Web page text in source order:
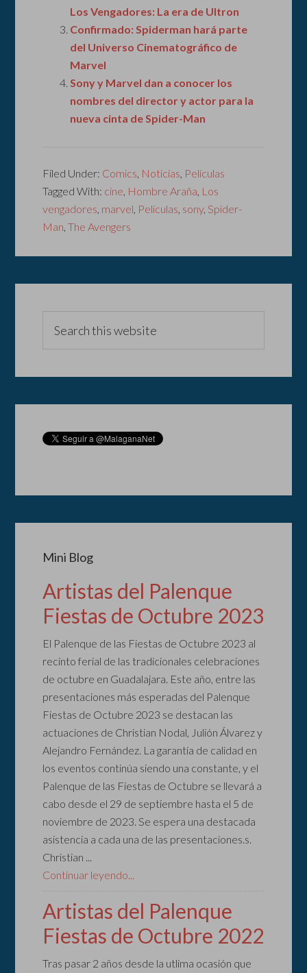
Los Vengadores: La era de Ultron
Confirmado: Spiderman hará parte
del Universo Cinematográfico de
Marvel
Sony y Marvel dan a conocer los
nombres del director y actor para la
nueva cinta de Spider-Man
Filed Under: Comics, Noticias, Películas
Tagged With: cine, Hombre Araña, Los
vengadores, marvel, Películas, sony, Spider-
Man,The Avengers
Mini Blog
Artistas del Palenque
Fiestas de Octubre 2023
El Palenque de las Fiestas de Octubre 2023 al
recinto ferial de las tradicionales celebraciones
de octubre en Guadalajara. Este año, entre las
presentaciones más esperadas del Palenque
Fiestas de Octubre 2023 se destacan las
actuaciones de Christian Nodal, Julión Álvarez y
Alejandro Fernández. La garantía de calidad en
los eventos continúa siendo una constante, y el
Palenque de las Fiestas de Octubre se llevará a
cabo desde el 29 de septiembre hasta el 5 de
noviembre de 2023. Se espera una destacada
asistencia a cada una de las presentaciones.s.
Christian ...
Continuar leyendo...
Artistas del Palenque
Fiestas de Octubre 2022
Tras pasar 2 años desde la utlima ocasión que